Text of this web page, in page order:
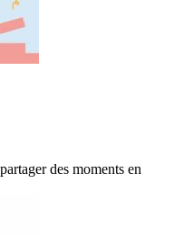
des moments en